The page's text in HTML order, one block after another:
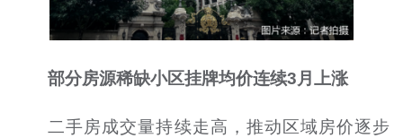
部分房源稀缺小区挂牌均价连续3月上涨
二手房成交量持续走高，推动区域房价逐步